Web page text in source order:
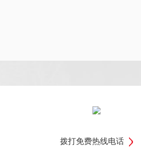
拨打免费热线电话